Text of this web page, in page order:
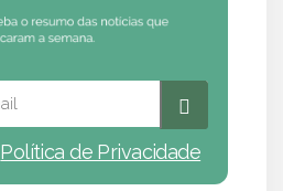
Política de Privacidade